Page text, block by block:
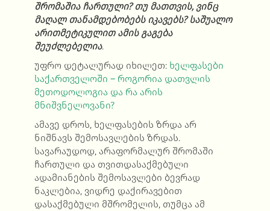
შრომაშია ჩართული? თუ მათთვის, ვინც
მაღალ თანამდებობებს იკავებს? საშუალო
არითმეტიკულით ამის გაგება
შეუძლებელია.
უფრო დეტალურად იხილეთ: ხელფასები
საქართველოში – როგორია დათვლის
მეთოდოლოგია და რა არის
მნიშვნელოვანი?
ამავე დროს, ხელფასების ზრდა არ
ნიშნავს შემოსავლების ზრდას.
სავარაუდოდ, არაფორმალურ შრომაში
ჩართული და თვითდასაქმებული
ადამიანების შემოსავლები ბევრად
ნაკლებია, ვიდრე დაქირავებით
დასაქმებული მშრომელის, თუმცა ამ